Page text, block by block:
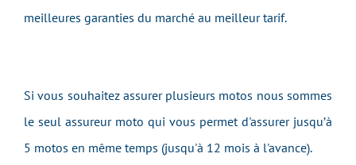
meilleures garanties du marché au meilleur tarif.
Si vous souhaitez assurer plusieurs motos nous sommes
le seul assureur moto qui vous permet d'assurer jusqu’à
5 motos en même temps (jusqu'à 12 mois à l'avance).